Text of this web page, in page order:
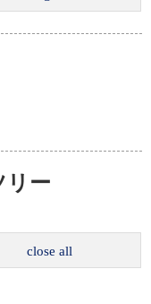
リー
close all